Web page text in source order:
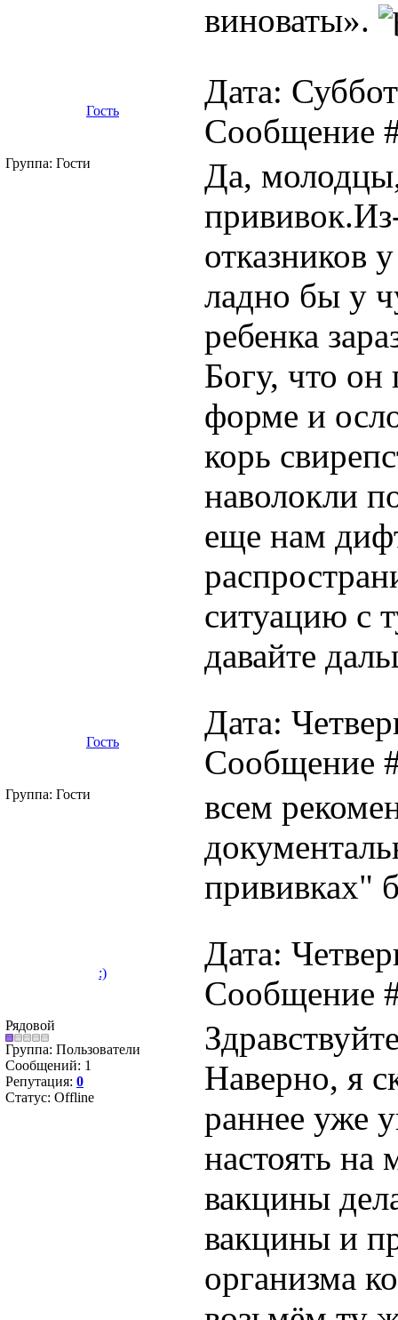
виноваты».
Гость
Дата:
Сообщение
Группа: Гости
Да,
отказников
ладно бы у
ребенка
Богу, что
форме и
корь
наволокли
еще нам
ситуацию с
давайте
Гость
Дата:
Сообщение
Группа: Гости
всем
прививках"
:)
Дата:
Сообщение
Рядовой
Группа: Пользователи
Сообщений: 1
Репутация: 0
Статус: Offline
Наверно, я
раннее уже
настоять
вакцины
вакцины и
организма